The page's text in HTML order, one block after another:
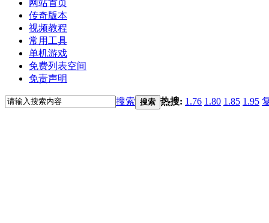
网站首页
传奇版本
视频教程
常用工具
单机游戏
免费列表空间
免责声明
搜索 搜索 热搜: 1.76 1.80 1.85 1.95